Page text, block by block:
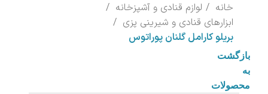
خانه
لوازم قنادی و آشپزخانه
ابزارهای قنادی و شیرینی پزی
بریلو کارامل گلنان پوراتوس
بازگشت
به
محصولات